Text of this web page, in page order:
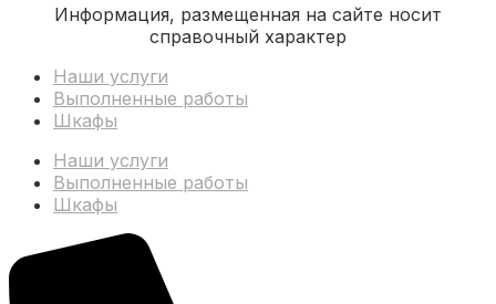
Информация, размещенная на сайте носит
справочный характер
Наши услуги
Выполненные работы
Шкафы
Наши услуги
Выполненные работы
Шкафы